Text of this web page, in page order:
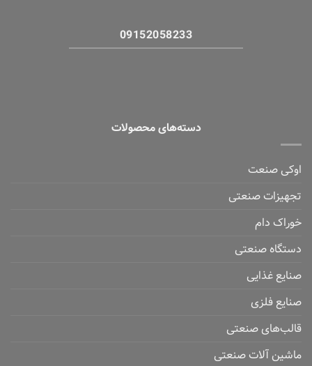
09152058233
دسته‌های محصولات
اوکی صنعت
تجهیزات صنعتی
خوراک دام
دستگاه صنعتی
صنایع غذایی
صنایع فلزی
قالب‌های صنعتی
ماشین آلات صنعتی